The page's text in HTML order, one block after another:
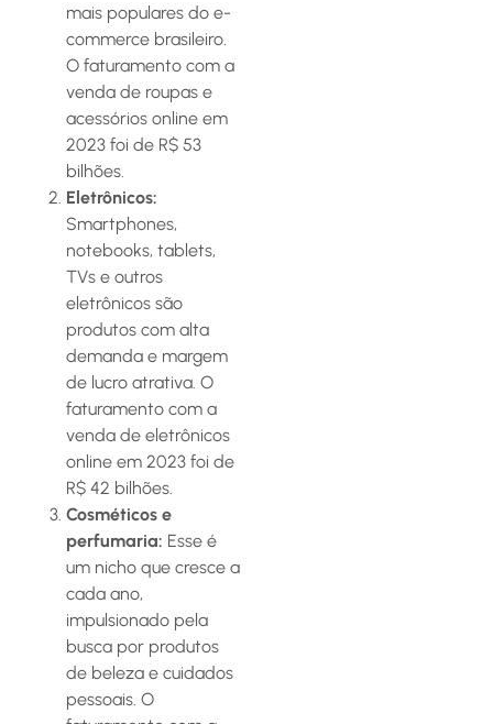
mais populares do e-
commerce brasileiro.
O faturamento com a
venda de roupas e
acessórios online em
2023 foi de R$ 53
bilhões.
Eletrônicos:
Smartphones,
notebooks, tablets,
TVs e outros
eletrônicos são
produtos com alta
demanda e margem
de lucro atrativa. O
faturamento com a
venda de eletrônicos
online em 2023 foi de
R$ 42 bilhões.
Cosméticos e
perfumaria: Esse é
um nicho que cresce a
cada ano,
impulsionado pela
busca por produtos
de beleza e cuidados
pessoais. O